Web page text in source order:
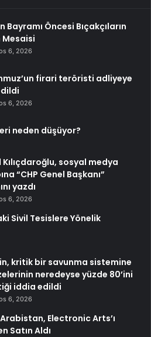
Bayramı Öncesi Bıçakçıların
Mesaisi
6, 2026
firari teröristi adliyeye
6, 2026
neden düşüyor?
Kılıçdaroğlu, sosyal medya
“CHP Genel Başkanı”
yazdı
6, 2026
Sivil Tesislere Yönelik
kritik bir savunma sistemine
neredeyse yüzde 80’ini
iddia edildi
6, 2026
Electronic Arts’ı
Satın Aldı